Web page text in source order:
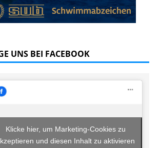
UNS BEI FACEBOOK
Klicke hier, um Marketing-Cookies zu
und diesen Inhalt zu aktivieren